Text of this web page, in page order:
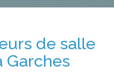
de salle
Garches